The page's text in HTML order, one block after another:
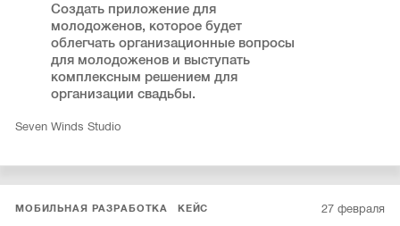
Создать приложение для
молодоженов, которое будет
облегчать организационные вопросы
для молодоженов и выступать
комплексным решением для
организации свадьбы.
Seven Winds Studio
МОБИЛЬНАЯ РАЗРАБОТКА КЕЙС 27 февраля